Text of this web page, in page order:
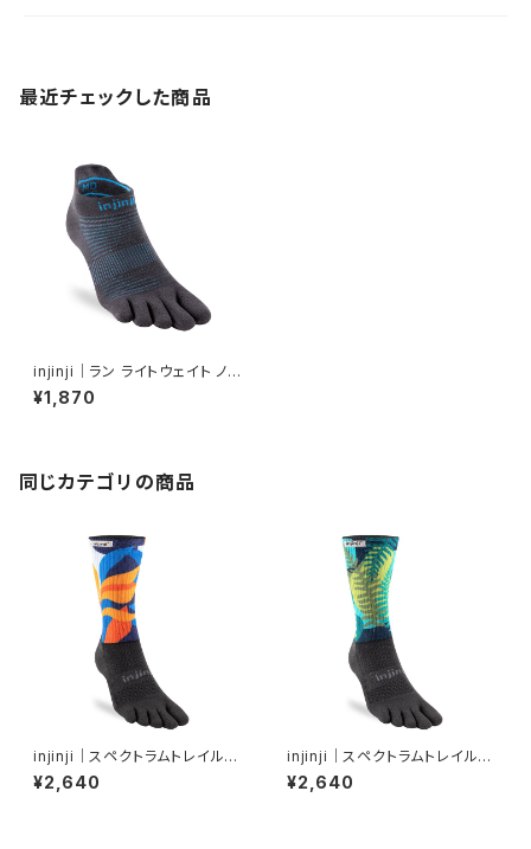
最近チェックした商品
injinji｜ラン ライトウェイト ノー
ショー（カーボン）
¥1,870
同じカテゴリの商品
injinji｜スペクトラムトレイルミ
ッドウェイトクルー（ボタニック）
¥2,640
injinji｜スペクトラムトレイルミ
ッドウェイトクルー（ジャングル）
¥2,640